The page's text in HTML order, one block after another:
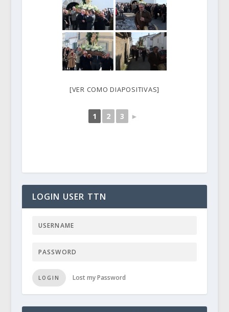
[VER COMO DIAPOSITIVAS]
1 2 3 ►
LOGIN USER TTN
LOGIN Lost my Password